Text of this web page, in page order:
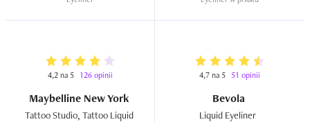
4,2 na 5 126 opinii
Maybelline New York
Tattoo Studio, Tattoo Liquid
4,7 na 5 51 opinii
Bevola